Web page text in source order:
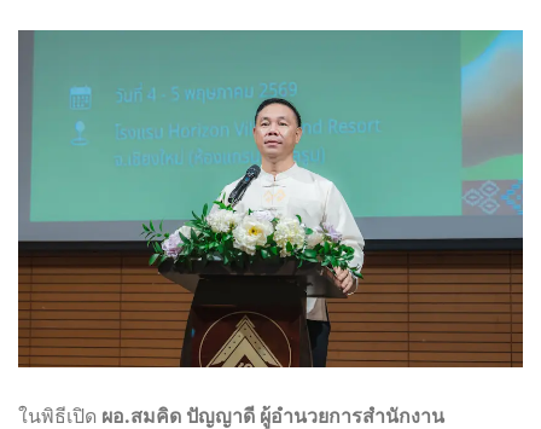
ในพิธีเปิด ผอ.สมคิด ปัญญาดี ผู้อำนวยการสำนักงาน